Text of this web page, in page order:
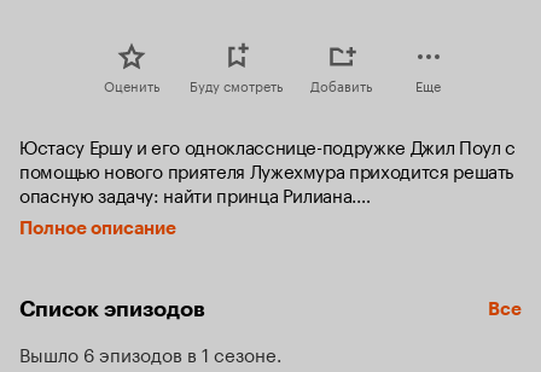
Оценить Буду смотреть Добавить Еще
Юстасу Ершу и его однокласснице-подружке Джил Поул с
помощью нового приятеля Лужехмура приходится решать
опасную задачу: найти принца Рилиана.
Приключения приведут их к Великанам Харфанга и в
развеять чары Серебряного Кресла.
Полное описание
Список эпизодов Все
Вышло 6 эпизодов в 1 сезоне